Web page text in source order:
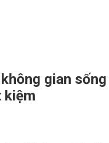
gian
kiệm